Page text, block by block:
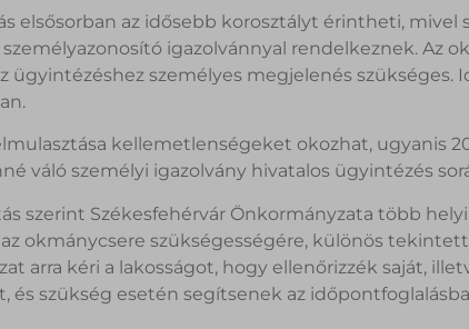
elsősorban az idősebb korosztályt érintheti,
igazolvánnyal rendelkeznek. Az
ügyintézéshez személyes megjelenés szükséges.
kellemetlenségeket okozhat, ugyanis
váló személyi igazolvány hivatalos ügyintézés
szerint Székesfehérvár Önkormányzata több
okmánycsere szükségességére, különös
arra kéri a lakosságot, hogy ellenőrizzék saját,
és szükség esetén segítsenek az